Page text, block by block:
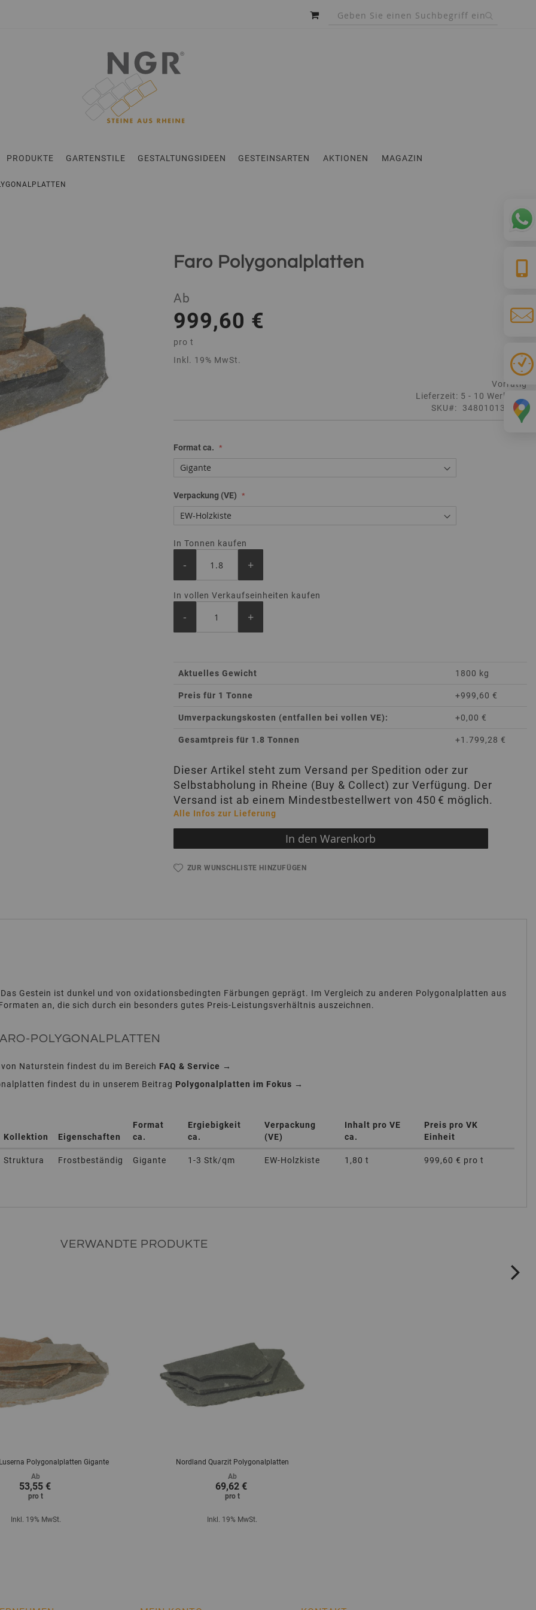
PRODUKTE GARTENSTILE GESTALTUNGSIDEEN GESTEINSARTEN AKTIONEN MAGAZIN
Faro Polygonalplatten
Ab
999,60 €
pro t
Inkl. 19% MwSt.
Vorrätig
Lieferzeit: 5 - 10 Werktage
SKU
348010137120
Format ca.
Verpackung (VE)
In Tonnen kaufen
- +
In vollen Verkaufseinheiten kaufen
- +
Product
Aktuelles Gewicht 1800 kg
Preis für 1 Tonne +999,60 €
Umverpackungskosten (entfallen bei vollen VE): +0,00 €
Gesamtpreis für 1.8 Tonnen +1.799,28 €
Dieser Artikel steht zum Versand per Spedition oder zur
Selbstabholung in Rheine (Buy & Collect) zur Verfügung. Der
Versand ist ab einem Mindestbestellwert von 450 € möglich.
Alle Infos zur Lieferung
In den Warenkorb
ZUR WUNSCHLISTE HINZUFÜGEN
Gestein ist dunkel und von oxidationsbedingten Färbungen geprägt. Im Vergleich zu anderen Polygonalplatten aus
an, die sich durch ein besonders gutes Preis-Leistungsverhältnis auszeichnen.
POLYGONALPLATTEN
Naturstein findest du im Bereich FAQ & Service →
findest du in unserem Beitrag Polygonalplatten im Fokus →
Kollektion Eigenschaften
Format
ca.
Ergiebigkeit
ca.
Verpackung
(VE)
Inhalt pro VE
ca.
Preis pro VK
Einheit
Struktura Frostbeständig Gigante 1-3 Stk/qm EW-Holzkiste 1,80 t 999,60 € pro t
VERWANDTE PRODUKTE
Luserna Polygonalplatten Gigante
Ab
53,55 €
prot
Inkl. 19% MwSt.
Nordland Quarzit Polygonalplatten
Ab
69,62 €
pro t
Inkl. 19% MwSt.